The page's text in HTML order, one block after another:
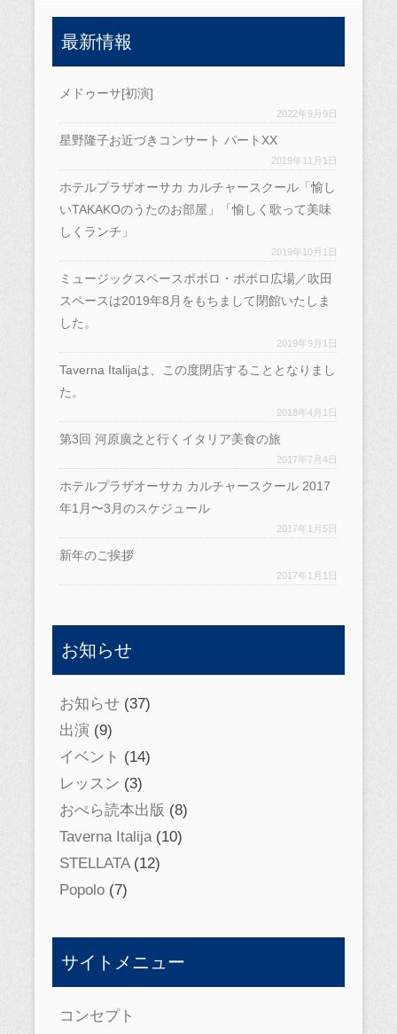
最新情報
メドゥーサ[初演]
2022年9月9日
星野隆子お近づきコンサート パートXX
2019年11月1日
ホテルプラザオーサカ カルチャースクール「愉し
いTAKAKOのうたのお部屋」「愉しく歌って美味
しくランチ」
2019年10月1日
ミュージックスペースポポロ・ポポロ広場／吹田
スペースは2019年8月をもちまして閉館いたしま
した。
2019年9月1日
Taverna Italijaは、この度閉店することとなりまし
た。
2018年4月1日
第3回 河原廣之と行くイタリア美食の旅
2017年7月4日
ホテルプラザオーサカ カルチャースクール 2017
年1月〜3月のスケジュール
2017年1月5日
新年のご挨拶
2017年1月1日
お知らせ
お知らせ (37)
出演 (9)
イベント (14)
レッスン (3)
おぺら読本出版 (8)
Taverna Italija(10)
STELLATA(12)
Popolo (7)
サイトメニュー
コンセプト